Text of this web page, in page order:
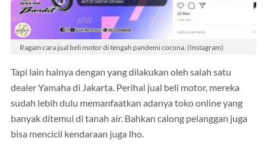
Ragam cara jual beli motor di tengah pandemi corona. (Instagram)
Tapi lain halnya dengan yang dilakukan oleh salah satu
dealer Yamaha di Jakarta. Perihal jual beli motor, mereka
sudah lebih dulu memanfaatkan adanya toko online yang
banyak ditemui di tanah air. Bahkan calong pelanggan juga
bisa mencicil kendaraan juga lho.